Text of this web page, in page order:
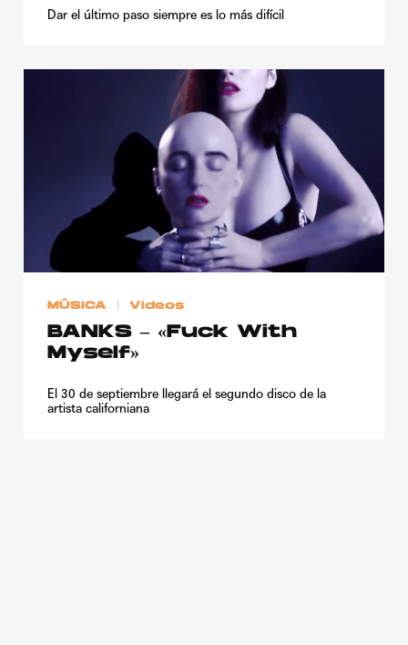
Dar el último paso siempre es lo más difícil
MÚSICA Videos
BANKS – «Fuck With
Myself»
El 30 de septiembre llegará el segundo disco de la
artista californiana